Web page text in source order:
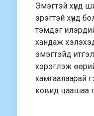
Эмэгтэй хүнд
эрэгтэй хүнд
тэмдэг
хандаж
эмэгтэйд
хэрэглэж
хамгаалаарай
ковид цаашаа